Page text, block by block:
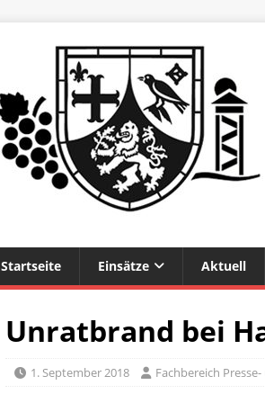
Startseite Einsätze Aktuell
Unratbrand bei
1. September 2018 Fachbereich